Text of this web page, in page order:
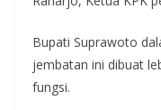
Bupati Suprawoto
jembatan ini dibuat
fungsi.